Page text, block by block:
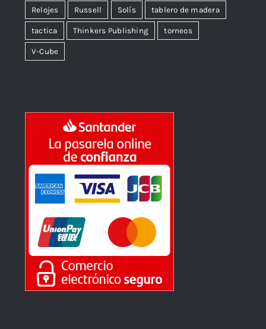
Relojes Russell Solís tablero de madera
tactica Thinkers Publishing torneos
V-Cube